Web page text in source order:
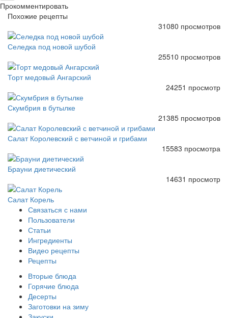
Прокомментировать
Похожие рецепты
31080 просмотров
Селедка под новой шубой
25510 просмотров
Торт медовый Ангарский
24251 просмотр
Скумбрия в бутылке
21385 просмотров
Салат Королевский с ветчиной и грибами
15583 просмотра
Брауни диетический
14631 просмотр
Салат Корель
Связаться с нами
Пользователи
Статьи
Ингредиенты
Видео рецепты
Рецепты
Вторые блюда
Горячие блюда
Десерты
Заготовки на зиму